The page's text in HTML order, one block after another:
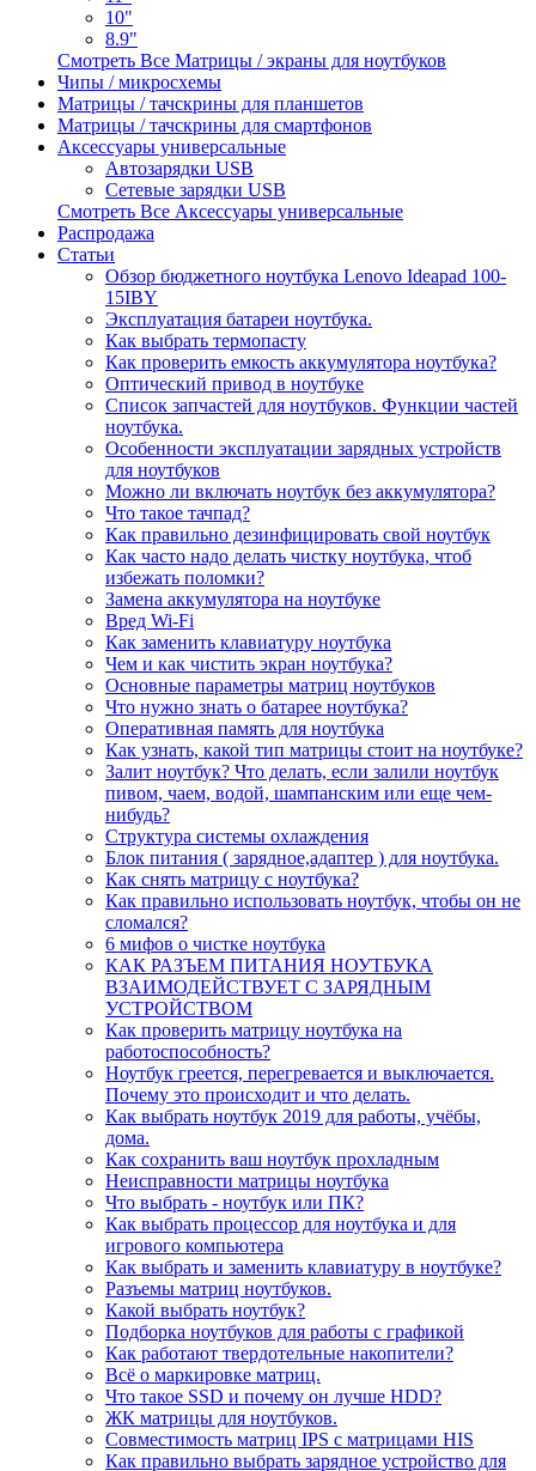
10"
8.9"
Смотреть Все Матрицы / экраны для ноутбуков
Чипы / микросхемы
Матрицы / тачскрины для планшетов
Матрицы / тачскрины для смартфонов
Аксессуары универсальные
Автозарядки USB
Сетевые зарядки USB
Смотреть Все Аксессуары универсальные
Распродажа
Статьи
Обзор бюджетного ноутбука Lenovo Ideapad 100-
15IBY
Эксплуатация батареи ноутбука.
Как выбрать термопасту
Как проверить емкость аккумулятора ноутбука?
Оптический привод в ноутбуке
Список запчастей для ноутбуков. Функции частей
ноутбука.
Особенности эксплуатации зарядных устройств
для ноутбуков
Можно ли включать ноутбук без аккумулятора?
Что такое тачпад?
Как правильно дезинфицировать свой ноутбук
Как часто надо делать чистку ноутбука, чтоб
избежать поломки?
Замена аккумулятора на ноутбуке
Вред Wi-Fi
Как заменить клавиатуру ноутбука
Чем и как чистить экран ноутбука?
Основные параметры матриц ноутбуков
Что нужно знать о батарее ноутбука?
Оперативная память для ноутбука
Как узнать, какой тип матрицы стоит на ноутбуке?
Залит ноутбук? Что делать, если залили ноутбук
пивом, чаем, водой, шампанским или еще чем-
нибудь?
Структура системы охлаждения
Блок питания ( зарядное,адаптер ) для ноутбука.
Как снять матрицу с ноутбука?
Как правильно использовать ноутбук, чтобы он не
сломался?
6 мифов о чистке ноутбука
КАК РАЗЪЕМ ПИТАНИЯ НОУТБУКА
ВЗАИМОДЕЙСТВУЕТ С ЗАРЯДНЫМ
УСТРОЙСТВОМ
Как проверить матрицу ноутбука на
работоспособность?
Ноутбук греется, перегревается и выключается.
Почему это происходит и что делать.
Как выбрать ноутбук 2019 для работы, учёбы,
дома.
Как сохранить ваш ноутбук прохладным
Неисправности матрицы ноутбука
Что выбрать - ноутбук или ПК?
Как выбрать процессор для ноутбука и для
игрового компьютера
Как выбрать и заменить клавиатуру в ноутбуке?
Разъемы матриц ноутбуков.
Какой выбрать ноутбук?
Подборка ноутбуков для работы с графикой
Как работают твердотельные накопители?
Всё о маркировке матриц.
Что такое SSD и почему он лучше HDD?
ЖК матрицы для ноутбуков.
Совместимость матриц IPS с матрицами HIS
Как правильно выбрать зарядное устройство для